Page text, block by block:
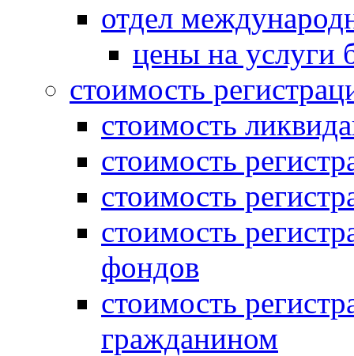
отдел
цены на услуги
стоимость
стоимость
стоимость
стоимость
стоимость
фондов
стоимость
гражданином